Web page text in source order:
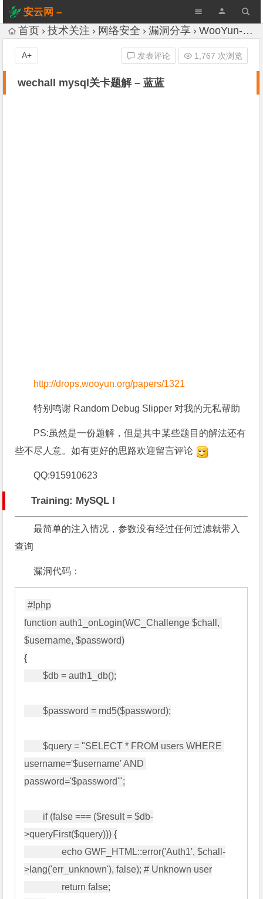
安云网 –
AnYun.ORG
首页 技术关注 网络安全 漏洞分享 WooYun-Drops
wechall mysql关卡题解 – 蓝蓝
发表评论 1,767 次浏览
A+
http://drops.wooyun.org/papers/1321
特别鸣谢 Random Debug Slipper 对我的无私帮助
PS:虽然是一份题解，但是其中某些题目的解法还有
些不尽人意。如有更好的思路欢迎留言评论
QQ:915910623
Training: MySQL I
最简单的注入情况，参数没有经过任何过滤就带入
查询
漏洞代码：
#!php
function auth1_onLogin(WC_Challenge $chall,
$username, $password)
{
        $db = auth1_db();
        $password = md5($password);
        $query = "SELECT * FROM users WHERE
username='$username' AND
password='$password'";
>queryFirst($query))) {
                echo GWF_HTML::error('Auth1', $chall-
>lang('err_unknown'), false); # Unknown user